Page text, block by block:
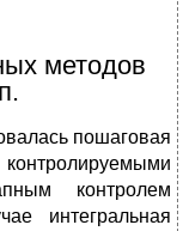
методов
пошаговая
контролем
интегральная